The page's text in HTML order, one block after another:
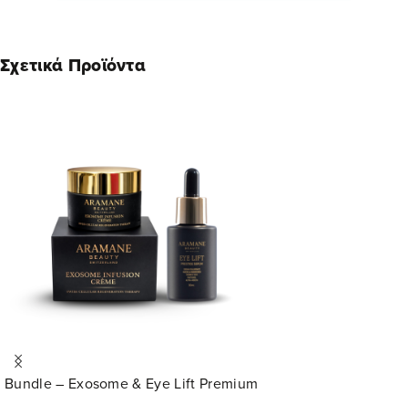
Σχετικά Προϊόντα
Bundle – Exosome & Eye Lift Premium